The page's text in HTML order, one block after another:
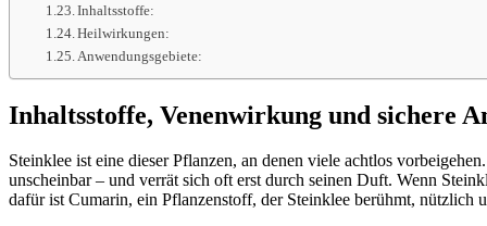
Inhaltsstoffe:
Heilwirkungen:
Anwendungsgebiete:
Inhaltsstoffe, Venenwirkung und sichere
Steinklee ist eine dieser Pflanzen, an denen viele achtlos
unscheinbar – und verrät sich oft erst durch seinen Duft. Wenn
dafür ist Cumarin, ein Pflanzenstoff, der Steinklee berühmt, nützlich